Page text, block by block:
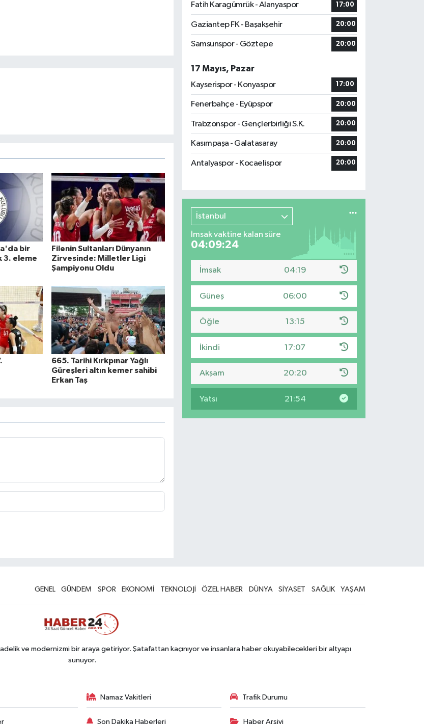
bir
3. eleme
Filenin Sultanları Dünyanın
Zirvesinde: Milletler Ligi
Şampiyonu Oldu
665. Tarihi Kırkpınar Yağlı
Güreşleri altın kemer sahibi
Erkan Taş
Fatih Karagümrük - Alanyaspor
17:00
Gaziantep FK - Başakşehir 20:00
Samsunspor - Göztepe 20:00
17 Mayıs, Pazar
Kayserispor - Konyaspor
17:00
Fenerbahçe - Eyüpspor 20:00
Trabzonspor - Gençlerbirliği S.K. 20:00
Kasımpaşa - Galatasaray 20:00
Antalyaspor - Kocaelispor 20:00
İstanbul
İmsak vaktine kalan süre
04:09:23
İmsak 04:19
Güneş 06:00
Öğle 13:15
İkindi 17:07
Akşam 20:20
Yatsı 21:54
GENEL GÜNDEM SPOR EKONOMİ TEKNOLOJİ ÖZEL HABER DÜNYA SİYASET SAĞLIK YAŞAM
ve modernizmi bir araya getiriyor. Şatafattan kaçınıyor ve insanlara haber okuyabilecekleri bir altyapı
sunuyor.
Namaz Vakitleri Trafik Durumu
Son Dakika Haberleri Haber Arşivi